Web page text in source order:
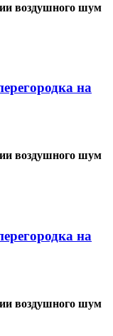
воздушного шум
на
воздушного шум
на
воздушного шум